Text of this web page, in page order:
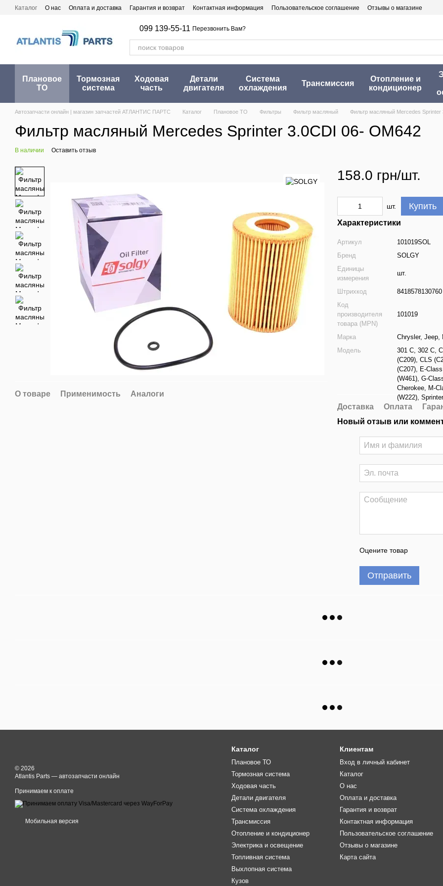
Перейти к основному контенту
Каталог О нас Оплата и доставка Гарантия и возврат Контактная информация Пользовательское соглашение Отзывы о магазине
099 139-55-11 Перезвонить Вам?
Плановое
ТО
Тормозная
система
Ходовая
часть
Детали
двигателя
Система
охлаждения
Трансмиссия
Отопление и
кондиционер
Автозапчасти онлайн | магазин запчастей АТЛАНТИС ПАРТС Каталог Плановое ТО Фильтры Фильтр масляный Фильтр масляный Mercedes Sprinter
Фильтр масляный Mercedes Sprinter 3.0CDI 06- OM642
В наличии Оставить отзыв
О товаре Применимость Аналоги
158.0 грн/шт.
шт. Купить
Характеристики
Артикул
101019SOL
Бренд
SOLGY
Единицы
измерения
шт.
Штрихкод
8418578130760
Код
производителя
товара (MPN)
101019
Марка Chrysler, Jeep,
Модель
301 C, 302 C,
(C209), CLS
(C207), E-
(W461), G-
Cherokee, M-
(W222),
Доставка Оплата
Новый отзыв или
Оцените товар
Отправить
© 2026
Atlantis Parts — автозапчасти онлайн
Принимаем к оплате
Мобильная версия
Каталог
Плановое ТО
Тормозная система
Ходовая часть
Детали двигателя
Система охлаждения
Трансмиссия
Отопление и кондиционер
Электрика и освещение
Топливная система
Выхлопная система
Кузов
Клиентам
Вход в личный кабинет
Каталог
О нас
Оплата и доставка
Гарантия и возврат
Контактная информация
Пользовательское соглашение
Отзывы о магазине
Карта сайта